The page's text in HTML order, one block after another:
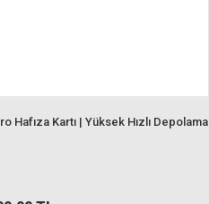
Hafıza Kartı | Yüksek Hızlı Depolama